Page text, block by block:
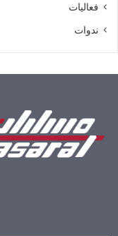
فعاليات
ندوات